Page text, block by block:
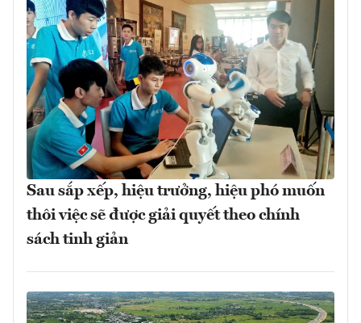
Sau sắp xếp, hiệu trưởng, hiệu phó muốn
thôi việc sẽ được giải quyết theo chính
sách tinh giản